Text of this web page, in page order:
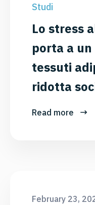
Studi
Lo stress
porta a
tessuti
ridotta
Read more
February 23,